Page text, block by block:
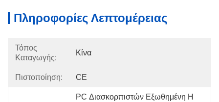
Πληροφορίες Λεπτομέρειας
Τόπος
Καταγωγής:
Κίνα
Πιστοποίηση: CE
PC Διασκορπιστών Εξωθημένη Η